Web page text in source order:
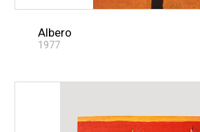
Albero
1977